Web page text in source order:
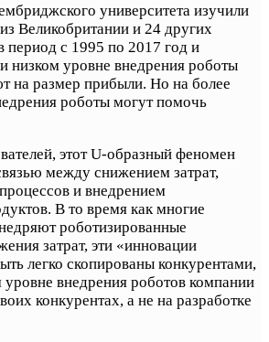
университета изучили
Великобритании и 24 других
период с 1995 по 2017 год и
низком уровне внедрения роботы
на размер прибыли. Но на более
роботы могут помочь
этот U-образный феномен
между снижением затрат,
и внедрением
В то время как многие
роботизированные
затрат, эти «инновации
легко скопированы конкурентами,
внедрения роботов компании
конкурентах, а не на разработке